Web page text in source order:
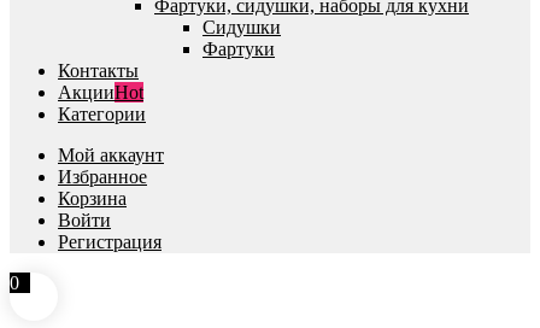
Фартуки, сидушки, наборы для кухни
Сидушки
Фартуки
Контакты
АкцииHot
Категории
Мой аккаунт
Избранное
Корзина
Войти
Регистрация
0